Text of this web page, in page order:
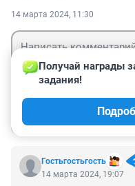
14 марта 2024, 11:30
Гостьгостьгость
Получай награды
задания!
14 марта 2024, 19:07